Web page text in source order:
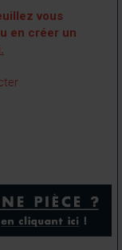
vous
en créer un